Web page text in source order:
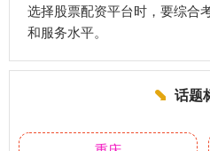
选择股票配资平台时，要综合
和服务水平。
话题